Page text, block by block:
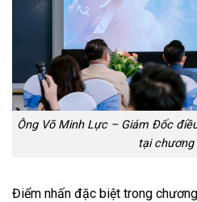
Ông Võ Minh Lực – Giám Đốc
tại chương
Điểm nhấn đặc biệt trong